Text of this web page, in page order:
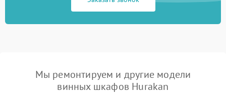
Мы ремонтируем и другие модели
винных шкафов Hurakan